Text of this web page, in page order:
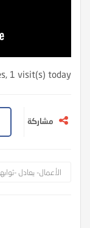
1 visit(s) today
مشاركة
الأعمال- يعادل -